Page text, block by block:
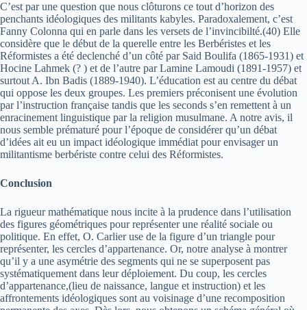
C’est par une question que nous clôturons ce tout d’horizon des
penchants idéologiques des militants kabyles. Paradoxalement, c’est
Fanny Colonna qui en parle dans les versets de l’invincibilté.(40) Elle
considère que le début de la querelle entre les Berbéristes et les
Réformistes a été declenché d’un côté par Said Boulifa (1865-1931) et
Hocine Lahmek (? ) et de l’autre par Lamine Lamoudi (1891-1957) et
surtout A. Ibn Badis (1889-1940). L’éducation est au centre du débat
qui oppose les deux groupes. Les premiers préconisent une évolution
par l’instruction française tandis que les seconds s’en remettent à un
enracinement linguistique par la religion musulmane. A notre avis, il
nous semble prématuré pour l’époque de considérer qu’un débat
d’idées ait eu un impact idéologique immédiat pour envisager un
militantisme berbériste contre celui des Réformistes.
Conclusion
La rigueur mathématique nous incite à la prudence dans l’utilisation
des figures géométriques pour représenter une réalité sociale ou
politique. En effet, O. Carlier use de la figure d’un triangle pour
représenter, les cercles d’appartenance. Or, notre analyse à montrer
qu’il y a une asymétrie des segments qui ne se superposent pas
systématiquement dans leur déploiement. Du coup, les cercles
d’appartenance,(lieu de naissance, langue et instruction) et les
affrontements idéologiques sont au voisinage d’une recomposition